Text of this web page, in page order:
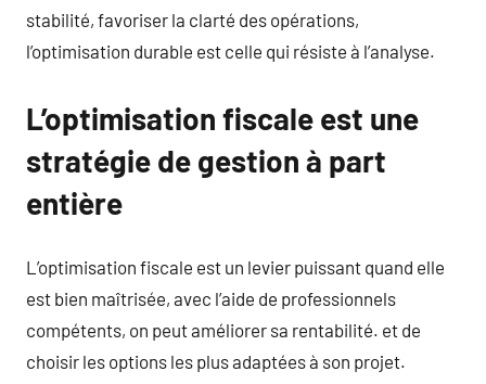
stabilité, favoriser la clarté des opérations,
l’optimisation durable est celle qui résiste à l’analyse.
L’optimisation fiscale est une
stratégie de gestion à part
entière
L’optimisation fiscale est un levier puissant quand elle
est bien maîtrisée, avec l’aide de professionnels
compétents, on peut améliorer sa rentabilité. et de
choisir les options les plus adaptées à son projet.